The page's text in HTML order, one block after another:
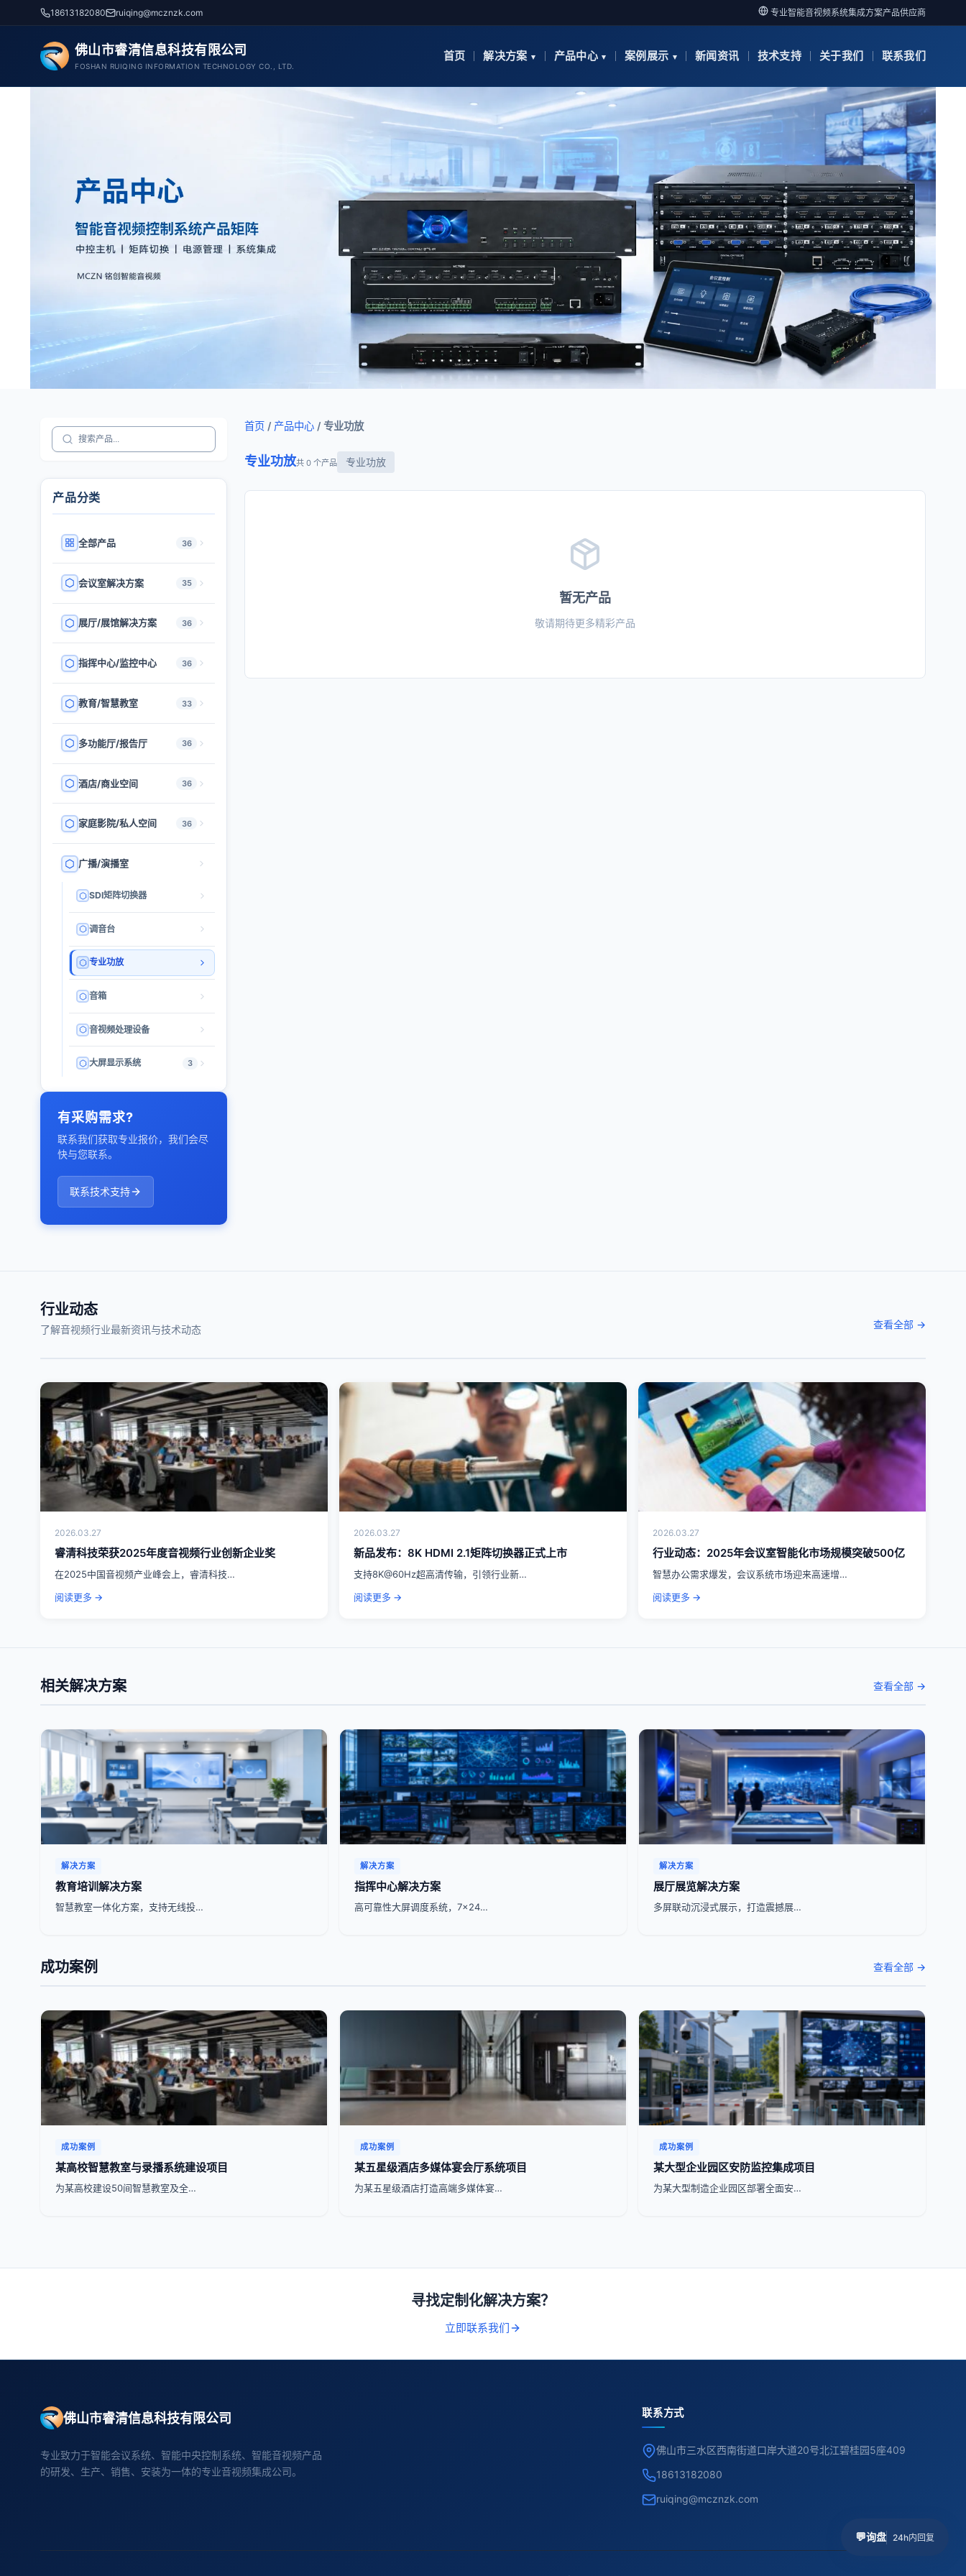
18613182080 ruiqing@mcznzk.com 专业智能音视频系统集成方案产品供应商
佛山市睿清信息科技有限公司
FOSHAN RUIQING INFORMATION TECHNOLOGY CO., LTD.
首页 解决方案 产品中心 案例展示 新闻资讯 技术支持 关于我们 联系我们
产品分类
全部产品 36
会议室解决方案 35
展厅/展馆解决方案 36
指挥中心/监控中心 36
教育/智慧教室 33
多功能厅/报告厅 36
酒店/商业空间 36
家庭影院/私人空间 36
广播/演播室
SDI矩阵切换器
调音台
专业功放
音箱
音视频处理设备
大屏显示系统 3
有采购需求?
联系我们获取专业报价，我们会尽
快与您联系。
联系技术支持
首页 / 产品中心 / 专业功放
专业功放共 0 个产品 专业功放
暂无产品
敬请期待更多精彩产品
行业动态
了解音视频行业最新资讯与技术动态 查看全部 →
2026.03.27
睿清科技荣获2025年度音视频行业创新企业奖
在2025中国音视频产业峰会上，睿清科技…
阅读更多 →
2026.03.27
新品发布：8K HDMI 2.1矩阵切换器正式上市
支持8K@60Hz超高清传输，引领行业新…
阅读更多 →
2026.03.27
行业动态：2025年会议室智能化市场规模突破500亿
智慧办公需求爆发，会议系统市场迎来高速增…
阅读更多 →
相关解决方案 查看全部 →
解决方案
教育培训解决方案
智慧教室一体化方案，支持无线投…
解决方案
指挥中心解决方案
高可靠性大屏调度系统，7x24…
解决方案
展厅展览解决方案
多屏联动沉浸式展示，打造震撼展…
成功案例 查看全部 →
成功案例
某高校智慧教室与录播系统建设项目
为某高校建设50间智慧教室及全…
成功案例
某五星级酒店多媒体宴会厅系统项目
为某五星级酒店打造高端多媒体宴…
成功案例
某大型企业园区安防监控集成项目
为某大型制造企业园区部署全面安…
寻找定制化解决方案？
立即联系我们
佛山市睿清信息科技有限公司
专业致力于智能会议系统、智能中央控制系统、智能音视频产品
的研发、生产、销售、安装为一体的专业音视频集成公司。
联系方式
佛山市三水区西南街道口岸大道20号北江碧桂园5座409
18613182080
ruiqing@mcznzk.com
💬询盘 24h内回复